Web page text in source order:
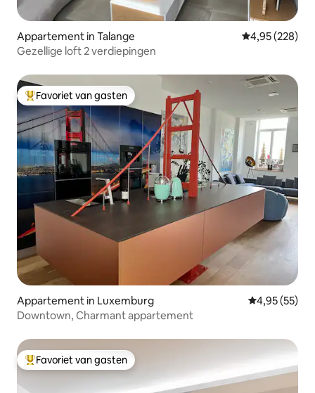
Appartement in Talange Gemiddelde
4,95 (228)
Gezellige loft 2 verdiepingen
Topfavoriet van gasten
Favoriet van gasten
Appartement in Luxemburg Gemiddelde
4,95 (55)
Downtown, Charmant appartement
Topfavoriet van gasten
Favoriet van gasten